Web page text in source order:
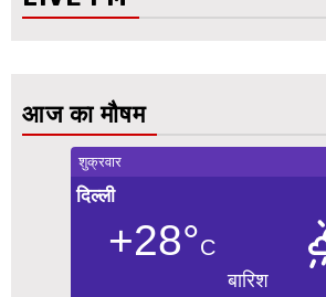
आज का मौषम
शुक्रवार
दिल्ली
+28°C
बारिश